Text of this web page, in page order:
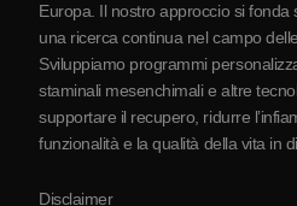
Partnership
Europa. Il nostro approccio si fonda
una ricerca continua nel campo
Sviluppiamo programmi
staminali mesenchimali e altre
supportare il recupero, ridurre
funzionalità e la qualità della vita in
Disclaimer